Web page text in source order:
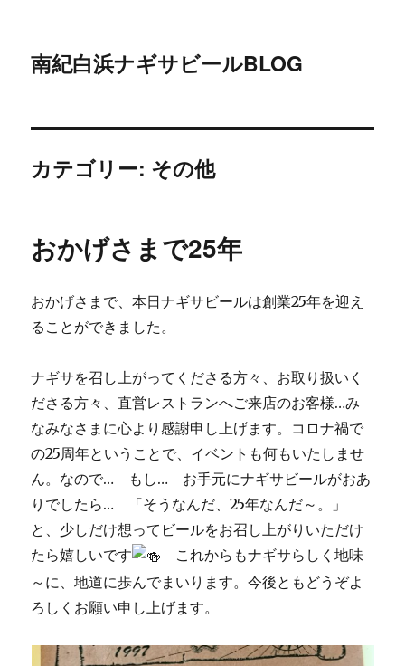
南紀白浜ナギサビールBLOG
カテゴリー: その他
おかげさまで25年
おかげさまで、本日ナギサビールは創業25年を迎え
ることができました。
ナギサを召し上がってくださる方々、お取り扱いく
ださる方々、直営レストランへご来店のお客様…み
なみなさまに心より感謝申し上げます。コロナ禍で
の25周年ということで、イベントも何もいたしませ
ん。なので… もし… お手元にナギサビールがおあ
りでしたら… 「そうなんだ、25年なんだ～。」
と、少しだけ想ってビールをお召し上がりいただけ
たら嬉しいです
これからもナギサらしく地味
～に、地道に歩んでまいります。今後ともどうぞよ
ろしくお願い申し上げます。